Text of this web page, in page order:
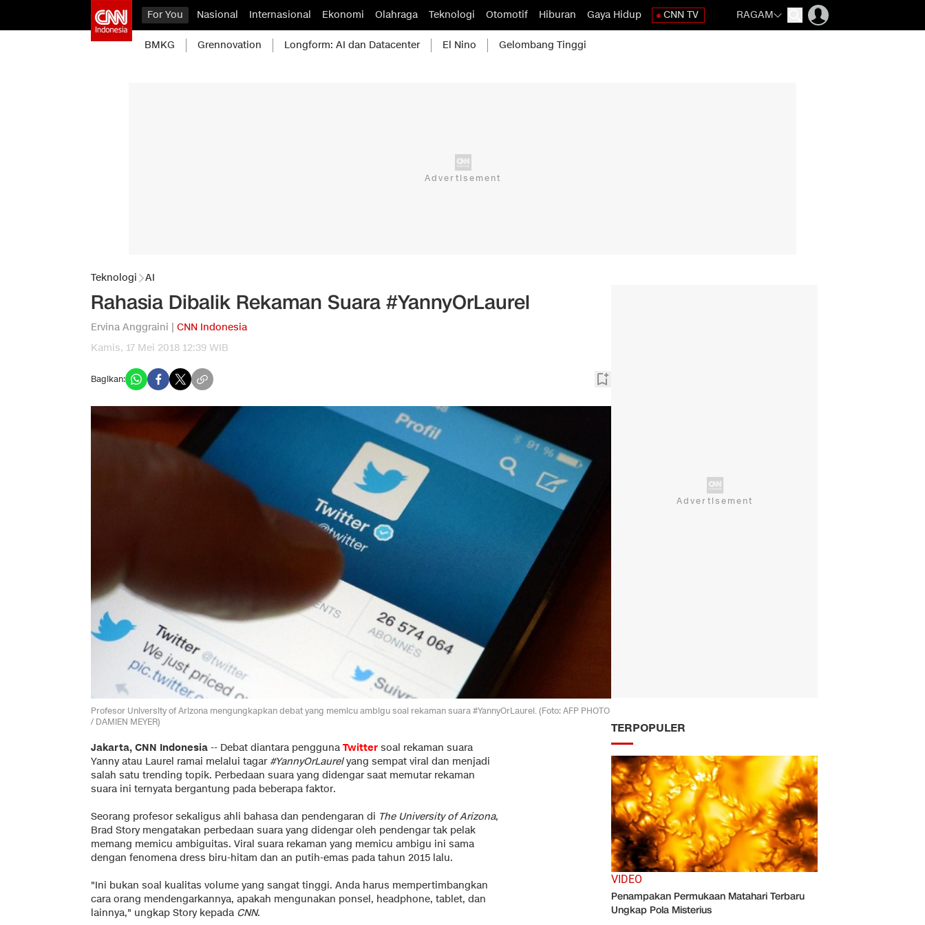
For You Nasional Internasional Ekonomi Olahraga Teknologi Otomotif Hiburan Gaya Hidup CNN TV RAGAM
BMKG Grennovation Longform: AI dan Datacenter El Nino Gelombang Tinggi
Teknologi AI
Rahasia Dibalik Rekaman Suara #YannyOrLaurel
Ervina Anggraini | CNN Indonesia
Kamis, 17 Mei 2018 12:39 WIB
Bagikan:
Profesor University of Arizona mengungkapkan debat yang memicu ambigu soal rekaman suara #YannyOrLaurel. (Foto: AFP PHOTO
/ DAMIEN MEYER)
Jakarta, CNN Indonesia -- Debat diantara pengguna Twitter soal rekaman suara
Yanny atau Laurel ramai melalui tagar #YannyOrLaurelyang sempat viral dan menjadi
salah satu trending topik. Perbedaan suara yang didengar saat memutar rekaman
suara ini ternyata bergantung pada beberapa faktor.
Seorang profesor sekaligus ahli bahasa dan pendengaran di The University of Arizona,
Brad Story mengatakan perbedaan suara yang didengar oleh pendengar tak pelak
memang memicu ambiguitas. Viral suara rekaman yang memicu ambigu ini sama
dengan fenomena dress biru-hitam dan an putih-emas pada tahun 2015 lalu.
"Ini bukan soal kualitas volume yang sangat tinggi. Anda harus mempertimbangkan
cara orang mendengarkannya, apakah mengunakan ponsel, headphone, tablet, dan
lainnya," ungkap Story kepada CNN.
TERPOPULER
VIDEO
Penampakan Permukaan Matahari Terbaru
Ungkap Pola Misterius